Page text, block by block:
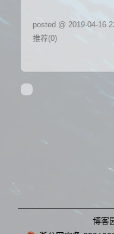
posted @ 2019-04-16
推荐(0)
博客